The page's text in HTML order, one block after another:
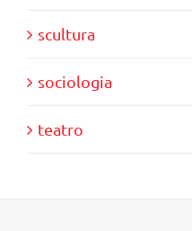
scultura
sociologia
teatro